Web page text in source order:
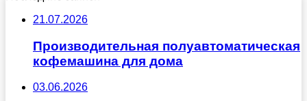
21.07.2026
Производительная полуавтоматическая
кофемашина для дома
03.06.2026